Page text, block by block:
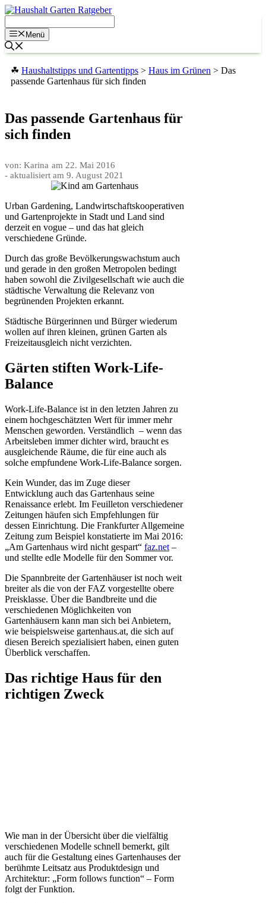
Zum
springenMenü
☘ Haushaltstipps und Gartentipps > Haus im Grünen > Das
passende Gartenhaus für sich finden
Das passende Gartenhaus für
sich finden
von: Karina am 22. Mai 2016
- aktualisiert am 9. August 2021
Urban Gardening, Landwirtschaftskooperativen
und Gartenprojekte in Stadt und Land sind
derzeit en vogue – und das hat gleich
verschiedene Gründe.
Durch das große Bevölkerungswachstum auch
und gerade in den großen Metropolen bedingt
haben sowohl die Zivilgesellschaft wie auch die
städtische Verwaltung die Relevanz von
begrünenden Projekten erkannt.
Städtische Bürgerinnen und Bürger wiederum
wollen auf ihren kleinen, grünen Garten als
Freizeitausgleich nicht verzichten.
Gärten stiften Work-Life-
Balance
Work-Life-Balance ist in den letzten Jahren zu
einem hochgeschätzten Wert für immer mehr
Menschen geworden. Verständlich – wenn das
Arbeitsleben immer dichter wird, braucht es
ausgleichende Räume, die für eine auch als
solche empfundene Work-Life-Balance sorgen.
Kein Wunder, das im Zuge dieser
Entwicklung auch das Gartenhaus seine
Renaissance erlebt. Im Feuilleton verschiedener
Zeitungen häufen sich Empfehlungen für
dessen Einrichtung. Die Frankfurter Allgemeine
Zeitung zum Beispiel konstatierte im Mai 2016:
„Am Gartenhaus wird nicht gespart“ faz.net –
und stellte edle Modelle für den Sommer vor.
Die Spannbreite der Gartenhäuser ist noch weit
breiter als die von der FAZ vorgestellte obere
Preisklasse. Über die Bandbreite und die
verschiedenen Möglichkeiten von
Gartenhäusern kann man sich bei Anbietern,
wie beispielsweise gartenhaus.at, die sich auf
diesen Bereich spezialisiert haben, einen guten
Überblick verschaffen.
Das richtige Haus für den
richtigen Zweck
Wie man in der Übersicht über die vielfältig
verschiedenen Modelle schnell bemerkt, gilt
auch für die Gestaltung eines Gartenhauses der
berühmte Leitsatz aus Produktdesign und
Architektur: „Form follows function“ – Form
folgt der Funktion.